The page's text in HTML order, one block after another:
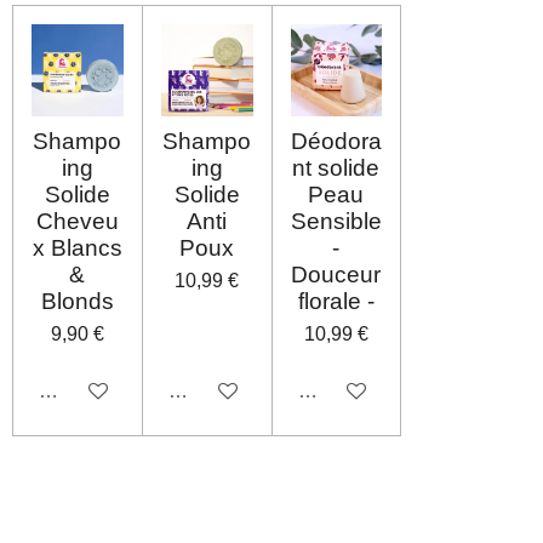
Shampo
ing
Solide
Cheveu
x Blancs
&
Blonds
9,90 €
Désactivé
Shampo
ing
Solide
Anti
Poux
10,99 €
Désactivé
Déodora
nt solide
Peau
Sensible
-
Douceur
florale -
10,99 €
Désactivé